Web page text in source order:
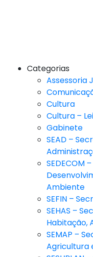
Categorias
Assessoria
Cultura
Cultura –
Gabinete
SEAD –
SEDECOM
Ambiente
SEFIN –
SEHAS –
Habitação,
SEMAP –
Agricultura